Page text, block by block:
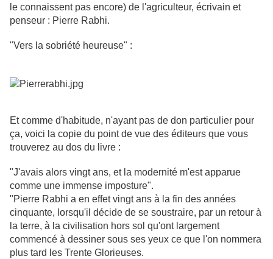
le connaissent pas encore) de l'agriculteur, écrivain et
penseur : Pierre Rabhi.
"Vers la sobriété heureuse" :
Et comme d'habitude, n'ayant pas de don particulier pour
ça, voici la copie du point de vue des éditeurs que vous
trouverez au dos du livre :
"J'avais alors vingt ans, et la modernité m'est apparue
comme une immense imposture".
"Pierre Rabhi a en effet vingt ans à la fin des années
cinquante, lorsqu'il décide de se soustraire, par un retour à
la terre, à la civilisation hors sol qu'ont largement
commencé à dessiner sous ses yeux ce que l'on nommera
plus tard les Trente Glorieuses.